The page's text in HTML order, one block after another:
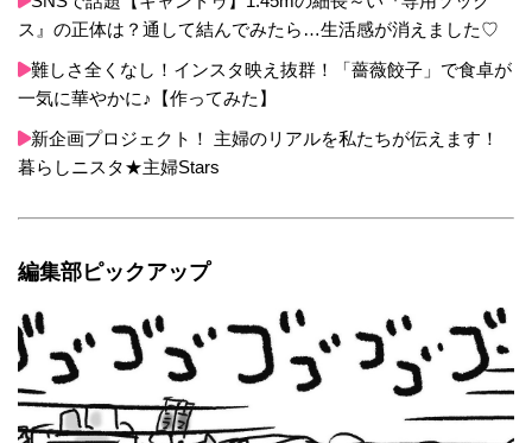
ス』の正体は？通して結んでみたら…生活感が消えました♡
難しさ全くなし！インスタ映え抜群！「薔薇餃子」で食卓が
一気に華やかに♪【作ってみた】
新企画プロジェクト！ 主婦のリアルを私たちが伝えます！
暮らしニスタ★主婦Stars
編集部ピックアップ